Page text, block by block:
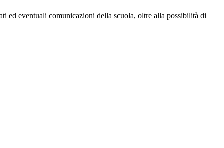
ed eventuali comunicazioni della scuola, oltre alla possibilità di